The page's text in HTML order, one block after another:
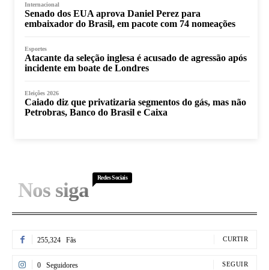
Internacional
Senado dos EUA aprova Daniel Perez para
embaixador do Brasil, em pacote com 74 nomeações
Esportes
Atacante da seleção inglesa é acusado de agressão após
incidente em boate de Londres
Eleições 2026
Caiado diz que privatizaria segmentos do gás, mas não
Petrobras, Banco do Brasil e Caixa
Nos siga
Redes Sociais
255,324 Fãs CURTIR
0 Seguidores SEGUIR